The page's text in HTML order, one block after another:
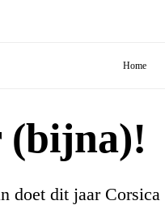
Home
(bijna)!
doet dit jaar